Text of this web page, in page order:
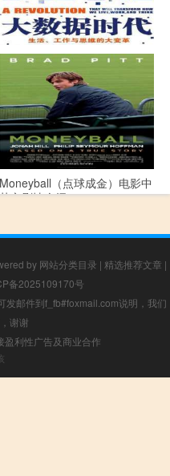
《大数据时代》 PDF文档下载
Moneyball（点球成金）电影中
英文剧情介绍
by 网站分类目录 | 精选推荐文章 |
备2025109170号
发邮件到f_fb#foxmail.com说明，我们
谢谢
盈利性广告及商业合作